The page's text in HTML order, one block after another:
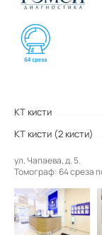
КТ кисти
КТ кисти (2 кисти)
ул. Чапаева, д. 5.
Томограф: 64 среза